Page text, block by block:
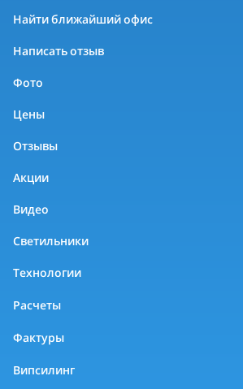
Найти ближайший офис
Написать отзыв
Фото
Цены
Отзывы
Акции
Видео
Светильники
Технологии
Расчеты
Фактуры
Випсилинг